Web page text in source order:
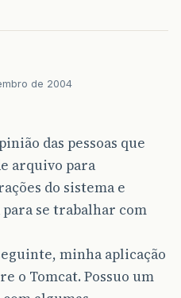
de 2004
das pessoas que
arquivo para
do sistema e
se trabalhar com
minha aplicação
o Tomcat. Possuo um